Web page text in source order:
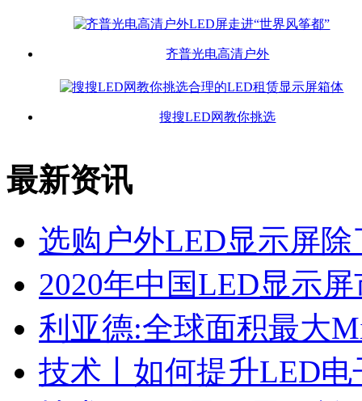
齐普光电高清户外
搜搜LED网教你挑选
最新资讯
选购户外LED显示屏
2020年中国LED显示
利亚德:全球面积最大
技术丨如何提升LED